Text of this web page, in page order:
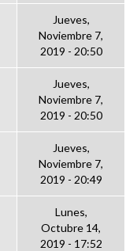
Jueves,
Noviembre 7,
2019 - 20:50
Jueves,
Noviembre 7,
2019 - 20:50
Jueves,
Noviembre 7,
2019 - 20:49
Lunes,
Octubre 14,
2019 - 17:52